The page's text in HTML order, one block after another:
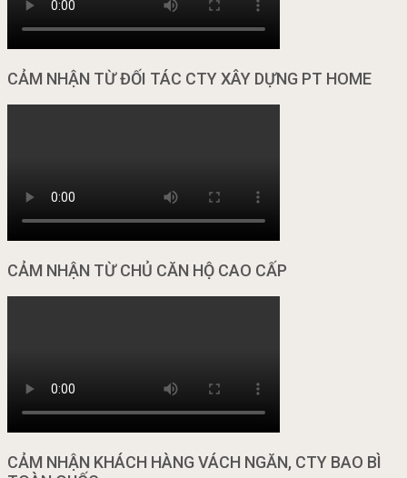
CẢM NHẬN TỪ ĐỐI TÁC CTY XÂY DỰNG PT HOME
CẢM NHẬN TỪ CHỦ CĂN HỘ CAO CẤP
CẢM NHẬN KHÁCH HÀNG VÁCH NGĂN, CTY BAO BÌ